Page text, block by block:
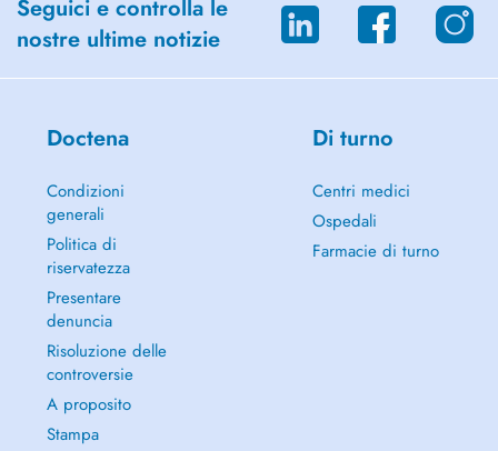
Seguici e controlla le
nostre ultime notizie
Doctena
Condizioni
generali
Politica di
riservatezza
Presentare
denuncia
Risoluzione delle
controversie
A proposito
Stampa
Di turno
Centri medici
Ospedali
Farmacie di turno